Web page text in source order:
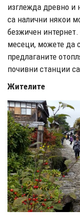
изглежда древно и
са налични някои
безжичен
месеци, можете да
предлаганите
почивни станции
Жителите